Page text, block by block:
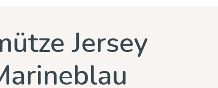
von 5 Sternen
Jersey